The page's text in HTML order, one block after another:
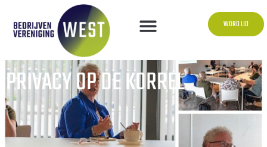
WORD LID
PRIVACY OP DE KORREL